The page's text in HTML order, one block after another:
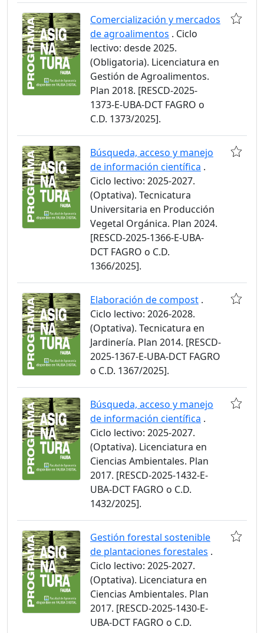
Comercialización y mercados
de agroalimentos . Ciclo
lectivo: desde 2025.
(Obligatoria). Licenciatura en
Gestión de Agroalimentos.
Plan 2018. [RESCD-2025-
1373-E-UBA-DCT FAGRO o
C.D. 1373/2025].
Búsqueda, acceso y manejo
de información científica .
Ciclo lectivo: 2025-2027.
(Optativa). Tecnicatura
Universitaria en Producción
Vegetal Orgánica. Plan 2024.
[RESCD-2025-1366-E-UBA-
DCT FAGRO o C.D.
1366/2025].
Elaboración de compost .
Ciclo lectivo: 2026-2028.
(Optativa). Tecnicatura en
Jardinería. Plan 2014. [RESCD-
2025-1367-E-UBA-DCT FAGRO
o C.D. 1367/2025].
Búsqueda, acceso y manejo
de información científica .
Ciclo lectivo: 2025-2027.
(Optativa). Licenciatura en
Ciencias Ambientales. Plan
2017. [RESCD-2025-1432-E-
UBA-DCT FAGRO o C.D.
1432/2025].
Gestión forestal sostenible
de plantaciones forestales .
Ciclo lectivo: 2025-2027.
(Optativa). Licenciatura en
Ciencias Ambientales. Plan
2017. [RESCD-2025-1430-E-
UBA-DCT FAGRO o C.D.